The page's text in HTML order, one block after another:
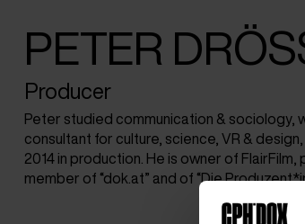
PETER
Producer
Peter studied communication & sociology,
consultant for culture, science, VR &
2014 in production. He is owner of
member of “dok.at” and of “Die